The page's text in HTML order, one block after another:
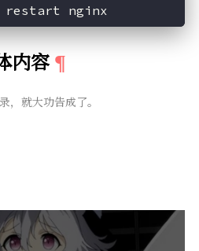
restart nginx
内容
，就大功告成了。